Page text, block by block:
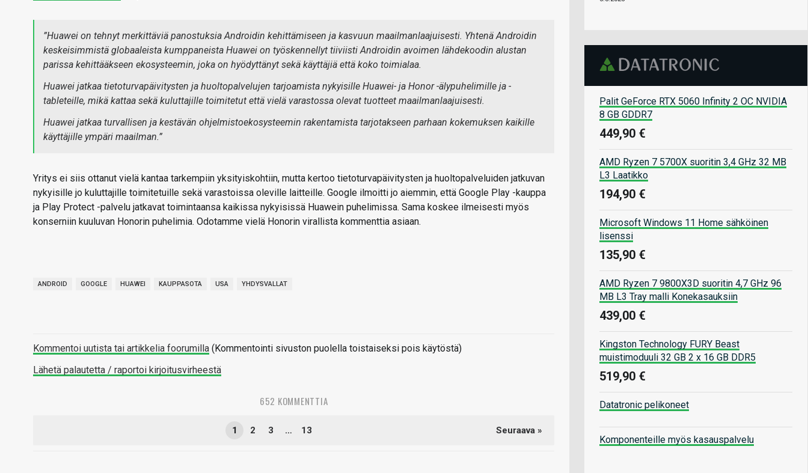
”Huawei on tehnyt merkittäviä panostuksia Androidin kehittämiseen ja kasvuun maailmanlaajuisesti. Yhtenä Androidin
keskeisimmistä globaaleista kumppaneista Huawei on työskennellyt tiiviisti Androidin avoimen lähdekoodin alustan
parissa kehittääkseen ekosysteemin, joka on hyödyttänyt sekä käyttäjiä että koko toimialaa.
Huawei jatkaa tietoturvapäivitysten ja huoltopalvelujen tarjoamista nykyisille Huawei- ja Honor -älypuhelimille ja -
tableteille, mikä kattaa sekä kuluttajille toimitetut että vielä varastossa olevat tuotteet maailmanlaajuisesti.
Huawei jatkaa turvallisen ja kestävän ohjelmistoekosysteemin rakentamista tarjotakseen parhaan kokemuksen kaikille
käyttäjille ympäri maailman.”
Yritys ei siis ottanut vielä kantaa tarkempiin yksityiskohtiin, mutta kertoo tietoturvapäivitysten ja huoltopalveluiden jatkuvan
nykyisille jo kuluttajille toimitetuille sekä varastoissa oleville laitteille. Google ilmoitti jo aiemmin, että Google Play -kauppa
ja Play Protect -palvelu jatkavat toimintaansa kaikissa nykyisissä Huawein puhelimissa. Sama koskee ilmeisesti myös
konserniin kuuluvan Honorin puhelimia. Odotamme vielä Honorin virallista kommenttia asiaan.
ANDROID GOOGLE HUAWEI KAUPPASOTA USA YHDYSVALLAT
Kommentoi uutista tai artikkelia foorumilla (Kommentointi sivuston puolella toistaiseksi pois käytöstä)
Lähetä palautetta / raportoi kirjoitusvirheestä
652 KOMMENTTIA
1 2 3 … 13 Seuraava »
Palit GeForce RTX 5060 Infinity 2 OC NVIDIA
8 GB GDDR7
449,90 €
AMD Ryzen 7 5700X suoritin 3,4 GHz 32 MB
L3 Laatikko
194,90 €
Microsoft Windows 11 Home sähköinen
lisenssi
135,90 €
AMD Ryzen 7 9800X3D suoritin 4,7 GHz 96
MB L3 Tray malli Konekasauksiin
439,00 €
Kingston Technology FURY Beast
muistimoduuli 32 GB 2 x 16 GB DDR5
519,90 €
Datatronic pelikoneet
Komponenteille myös kasauspalvelu